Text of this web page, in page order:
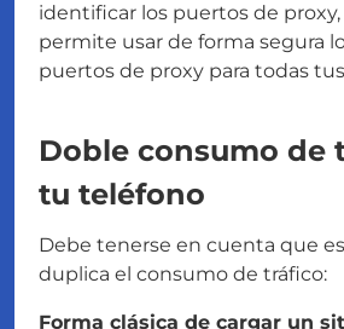
identificar los puertos de
permite usar de forma segura
puertos de proxy para todas
Doble consumo de
tu teléfono
Debe tenerse en cuenta que
duplica el consumo de tráfico:
Forma clásica de cargar un